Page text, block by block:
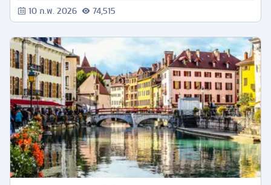
ยุโรปตะวันออกที่น่าสนใจไม่แพ้ประเทศยอดฮิตทั้งหลายเลยล่ะ มาดูกันเลย
ดีกว่าว่าประเทศไหนน่าสนใจบ้าง เตรียมกระดาษและปากกามาจดลิสต์ที่
10 ก.พ. 2026 74,515